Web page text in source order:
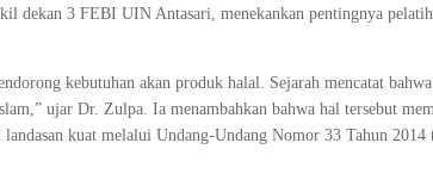
dekan 3 FEBI UIN Antasari, menekankan pentingnya
kebutuhan akan produk halal. Sejarah mencatat
ujar Dr. Zulpa. Ia menambahkan bahwa hal tersebut
kuat melalui Undang-Undang Nomor 33 Tahun 2014